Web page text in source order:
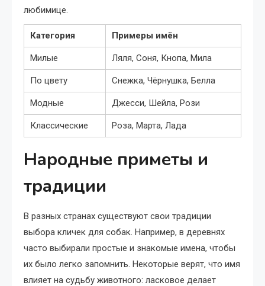
любимице.
Категория Примеры имён
Милые Ляля, Соня, Кнопа, Мила
По цвету Снежка, Чёрнушка, Белла
Модные Джесси, Шейла, Рози
Классические Роза, Марта, Лада
Народные приметы и
традиции
В разных странах существуют свои традиции
выбора кличек для собак. Например, в деревнях
часто выбирали простые и знакомые имена, чтобы
их было легко запомнить. Некоторые верят, что имя
влияет на судьбу животного: ласковое делает